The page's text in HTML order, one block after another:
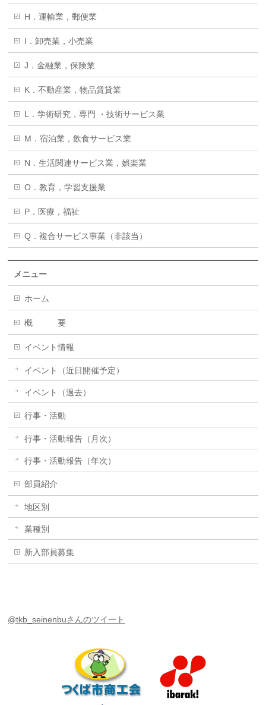
H．運輸業，郵便業
I．卸売業，小売業
J．金融業，保険業
K．不動産業，物品賃貸業
L．学術研究，専門 ・技術サービス業
M．宿泊業，飲食サービス業
N．生活関連サービス業，娯楽業
O．教育，学習支援業
P．医療，福祉
Q．複合サービス事業（非該当）
メニュー
ホーム
概 要
イベント情報
イベント（近日開催予定）
イベント（過去）
行事・活動
行事・活動報告（月次）
行事・活動報告（年次）
部員紹介
地区別
業種別
新入部員募集
@tkb_seinenbuさんのツイート